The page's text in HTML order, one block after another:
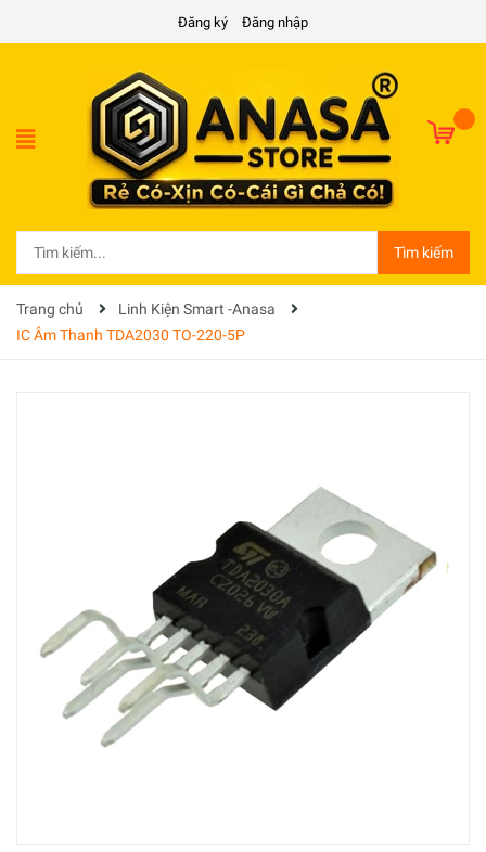
Đăng ký Đăng nhập
Tìm kiếm
Trang chủ
Linh Kiện Smart -Anasa
IC Âm Thanh TDA2030 TO-220-5P